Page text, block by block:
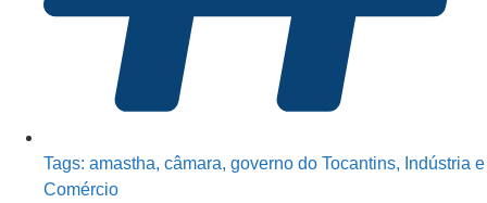
Tags: amastha, câmara, governo do Tocantins, Indústria e
Comércio